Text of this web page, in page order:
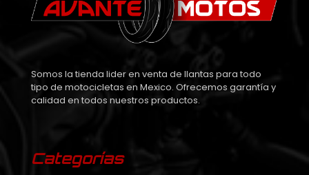
Somos la tienda lider en venta de llantas para todo
tipo de motocicletas en Mexico. Ofrecemos garantía y
calidad en todos nuestros productos.
Categorías